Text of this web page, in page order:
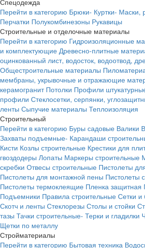
Спецодежда
Перейти в категорию Брюки- Куртки- Маски,
Перчатки Полукомбинезоны Рукавицы
Строительные и отделочные материалы
Перейти в категорию Гидроизоляционные
и комплектующие Древесно-плитные
оцинкованный лист, водосток, водоотвод,
Общестроительные материалы
мембраны, укрывочные и отражающие
керамогранит Потолки Профили
профили Стеклосетки, серпянки,
ленты Сыпучие материалы Теплоизоляция
Строительный
Перейти в категорию Буры садовые Валики
Захваты подъемные- Карандаши
Кисти Козлы строительные Крестики для
гвоздодеры Лопаты Маркеры строительные
скребки Отвесы строительные Пистолеты
Пистолеты для монтажной пены Пистолеты
Пистолеты термоклеящие Пленка защитная
Подъемники Правила строительные Сетки и
Скотч и ленты Стеклорезы Столы и стойки
тазы Тачки строительные- Терки и гладилки
Щетки по металлу
Стройматериалы
Перейти в категорию Бытовая техника